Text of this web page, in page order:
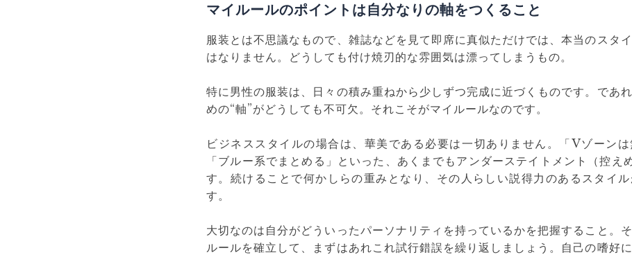
マイルールのポイントは自分なりの軸をつくること
服装とは不思議なもので、雑誌などを見て即席に真似ただけでは、本当のスタ
はなりません。どうしても付け焼刃的な雰囲気は漂ってしまうもの。
特に男性の服装は、日々の積み重ねから少しずつ完成に近づくものです。であ
めの“軸”がどうしても不可欠。それこそがマイルールなのです。
ビジネススタイルの場合は、華美である必要は一切ありません。「Vゾーンは
「ブルー系でまとめる」といった、あくまでもアンダーステイトメント（控え
す。続けることで何かしらの重みとなり、その人らしい説得力のあるスタイ
す。
大切なのは自分がどういったパーソナリティを持っているかを把握すること。
ルールを確立して、まずはあれこれ試行錯誤を繰り返しましょう。自己の嗜好